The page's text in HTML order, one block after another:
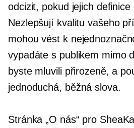
odcizit, pokud jejich definice
Nezlepšují kvalitu vašeho
mohou vést k
vypadáte s publikem mimo
byste mluvili přirozeně, a
jednoduchá, běžná slova.
Stránka „O nás“ pro